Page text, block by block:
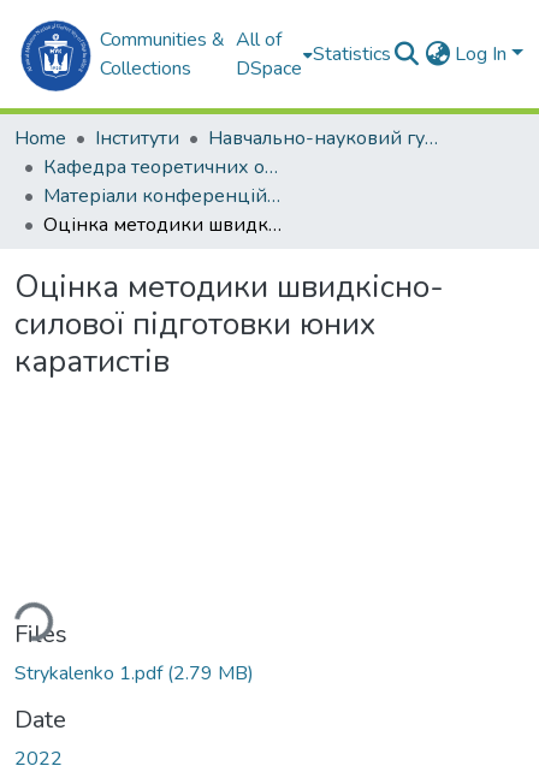
Communities &
Collections
All of
DSpace
Statistics Log In
Home Інститути
Навчально-науковий гуманітарний інститут (ННГІ)
Кафедра теоретичних основ олімпійського та професійного спорту (ТООтаПС)
Матеріали конференцій (ТООтаПС)
Оцінка методики швидкісно-силової підготовки юних каратистів
Оцінка методики швидкісно-
силової підготовки юних
каратистів
Files
Strykalenko 1.pdf(2.79 MB)
Date
2022